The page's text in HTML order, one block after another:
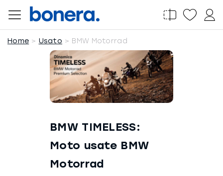
Salta
contenuto
Home Usato BMW Motorrad
BMW TIMELESS:
Moto usate BMW
Motorrad